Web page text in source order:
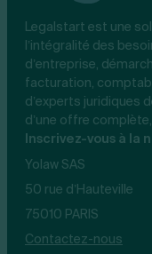
Legalstart est une
l’intégralité des
d’entreprise,
facturation,
d’experts juridiques
d’une offre
Inscrivez-vous à la
Yolaw SAS
50 rue d’Hauteville
75010 PARIS
Contactez-nous